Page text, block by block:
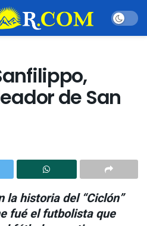
de San
la historia del “Ciclón”
fué el futbolista que